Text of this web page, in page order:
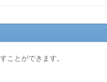
ことができます。